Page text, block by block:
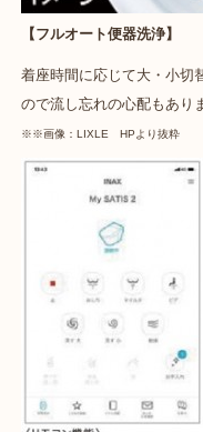
【フルオート便器洗浄】
着座時間に応じて大・小切
ので流し忘れの心配もあり
※※画像：LIXLE HPより抜粋